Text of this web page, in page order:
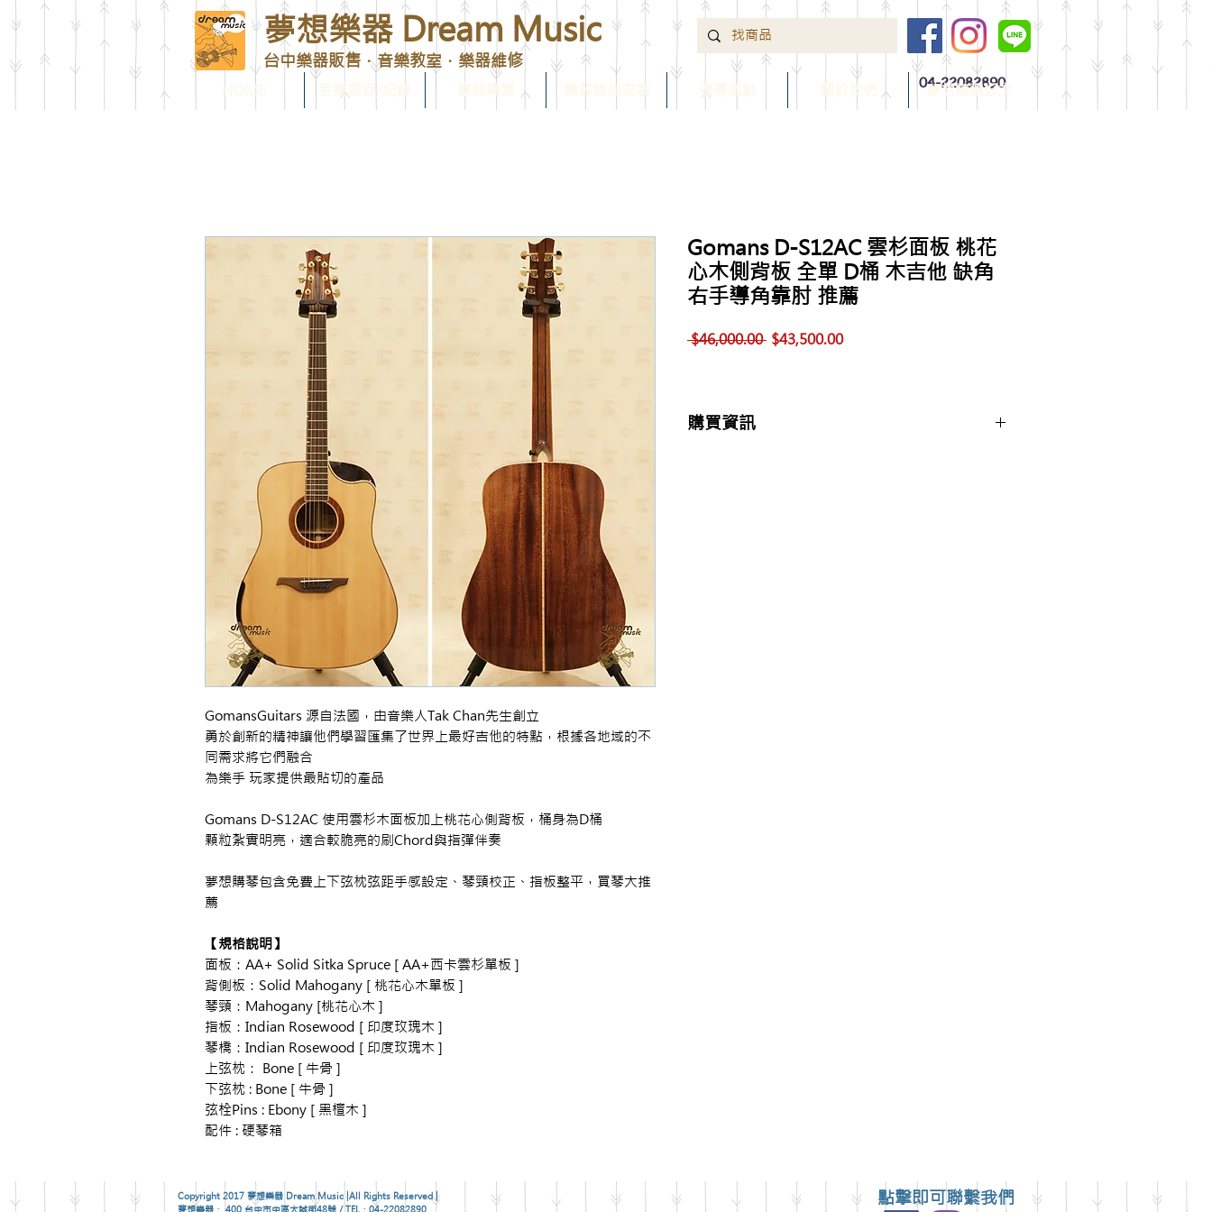
夢想樂器 Dream Music
台中樂器販售．音樂教室．樂器維修
04-22082890
音樂課程/紀錄 樂器購買 樂器維修安裝 關於我們 夢想精選好文
GomansGuitars 源自法國，由音樂人Tak Chan先生創立
勇於創新的精神讓他們學習匯集了世界上最好吉他的特點，根據各地域的不
同需求將它們融合
為樂手 玩家提供最貼切的產品
Gomans D-S12AC 使用雲杉木面板加上桃花心側背板，桶身為D桶
顆粒紮實明亮，適合較脆亮的刷Chord與指彈伴奏
夢想購琴包含免費上下弦枕弦距手感設定、琴頸校正、指板整平，買琴大推
薦
【規格說明】
面板：AA+ Solid Sitka Spruce [ AA+西卡雲杉單板 ]
背側板：Solid Mahogany [ 桃花心木單板 ]
琴頸：Mahogany [桃花心木 ]
指板：Indian Rosewood [ 印度玫瑰木 ]
琴橋：Indian Rosewood [ 印度玫瑰木 ]
上弦枕： Bone [ 牛骨 ]
下弦枕 : Bone [ 牛骨 ]
弦栓Pins : Ebony [ 黑檀木 ]
配件 : 硬琴箱
Gomans D-S12AC 雲杉面板 桃花
心木側背板 全單 D桶 木吉他 缺角
右手導角靠肘 推薦
$46,000.00 一$43,500.00促
購買資訊
Copyright 2017 夢想樂器 Dream Music |All Rights Reserved |
點擊即可聯繫我們